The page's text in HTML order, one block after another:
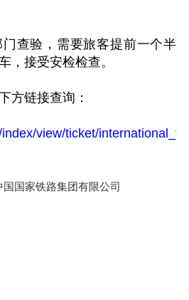
验，需要旅客提前一个半
，接受安检检查。
链接查询：
view/ticket/
国家铁路集团有限公司